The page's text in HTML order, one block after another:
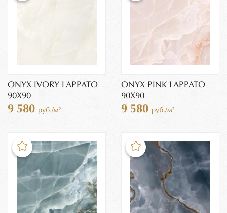
ONYX IVORY LAPPATO
90X90
9 580 руб./м²
ONYX PINK LAPPATO
90X90
9 580 руб./м²